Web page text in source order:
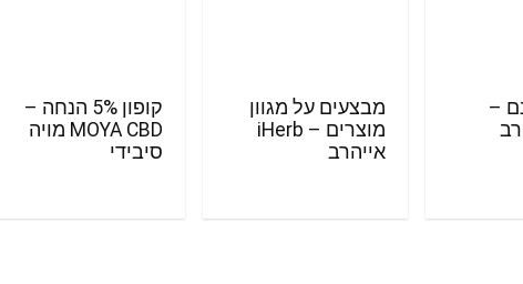
–
מבצעים על מגוון
מוצרים – iHerb
אייהרב
קופון 5% הנחה –
MOYA CBD מויה
סיבידי